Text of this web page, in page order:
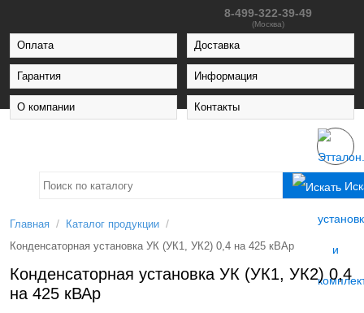
8-499-322-39-49
(Москва)
Оплата Доставка
Гарантия Информация
О компании Контакты
Главная / Каталог продукции /
Конденсаторная установка УК (УК1, УК2) 0,4 на 425 кВАр
Конденсаторная установка УК (УК1, УК2) 0,4
на 425 кВАр